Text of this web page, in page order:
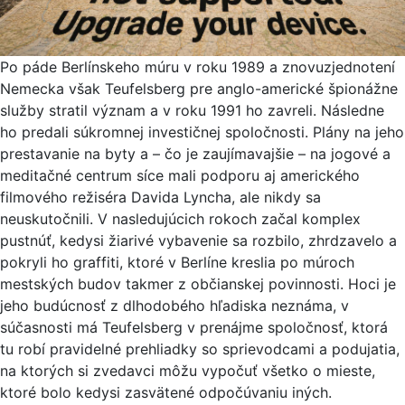
Po páde Berlínskeho múru v roku 1989 a znovuzjednotení
Nemecka však Teufelsberg pre anglo-americké špionážne
služby stratil význam a v roku 1991 ho zavreli. Následne
ho predali súkromnej investičnej spoločnosti. Plány na jeho
prestavanie na byty a – čo je zaujímavajšie – na jogové a
meditačné centrum síce mali podporu aj amerického
filmového režiséra Davida Lyncha, ale nikdy sa
neuskutočnili. V nasledujúcich rokoch začal komplex
pustnúť, kedysi žiarivé vybavenie sa rozbilo, zhrdzavelo a
pokryli ho graffiti, ktoré v Berlíne kreslia po múroch
mestských budov takmer z občianskej povinnosti. Hoci je
jeho budúcnosť z dlhodobého hľadiska neznáma, v
súčasnosti má Teufelsberg v prenájme spoločnosť, ktorá
tu robí pravidelné prehliadky so sprievodcami a podujatia,
na ktorých si zvedavci môžu vypočuť všetko o mieste,
ktoré bolo kedysi zasvätené odpočúvaniu iných.